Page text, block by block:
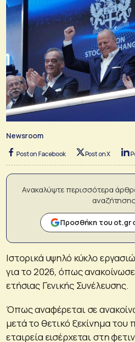
Newsroom
Post on Facebook Post on X
Ανακαλύψτε περισσότερα
αναζήτησης
Προσθήκη του ot.gr
Ιστορικά υψηλό κύκλο
για το 2026, όπως
ετήσιας Γενικής Συνέλευσης.
Όπως αναφέρεται σε
μετά το θετικό ξεκίνημα
εταιρεία εισέρχεται στη